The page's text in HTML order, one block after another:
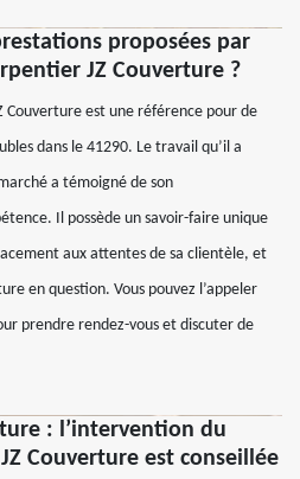
proposées par
JZ Couverture ?
Couverture est une référence pour de
dans le 41290. Le travail qu’il a
a témoigné de son
Il possède un savoir-faire unique
aux attentes de sa clientèle, et
en question. Vous pouvez l’appeler
prendre rendez-vous et discuter de
: l’intervention du
Couverture est conseillée